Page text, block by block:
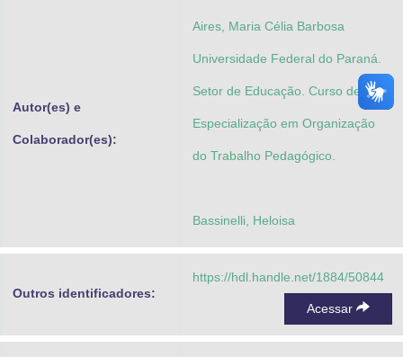
Autor(es) e
Colaborador(es):
Aires, Maria Célia Barbosa
Universidade Federal do Paraná.
Setor de Educação. Curso de
Especialização em Organização
do Trabalho Pedagógico.
Bassinelli, Heloisa
Outros identificadores:
https://hdl.handle.net/1884/50844
Acessar